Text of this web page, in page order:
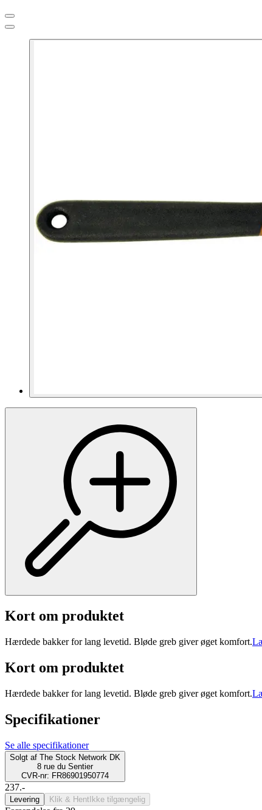
Kort om produktet
Hærdede bakker for lang levetid. Bløde greb giver øget komfort.
Kort om produktet
Hærdede bakker for lang levetid. Bløde greb giver øget komfort.
Specifikationer
Se alle specifikationer
Solgt af The Stock Network DK
8 rue du Sentier
CVR-nr: FR86901950774
237.-
Levering Klik & Hent Ikke tilgængelig